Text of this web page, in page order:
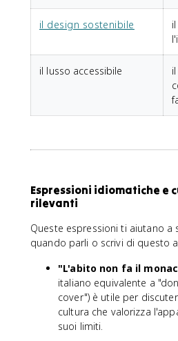
il design sostenibile
il lusso accessibile
Espressioni idiomatiche e
rilevanti
Queste espressioni ti aiutano a
quando parli o scrivi di questo
"L'abito non fa il
italiano equivalente a
cover") è utile per
cultura che valorizza
suoi limiti.